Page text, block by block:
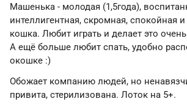
Машенька - молодая (1,5года),
интеллигентная, скромная, спокойная
кошка. Любит играть и делает это
А ещё больше любит спать, удобно
окошке :)
Обожает компанию людей, но
привита, стерилизована. Лоток на 5+.